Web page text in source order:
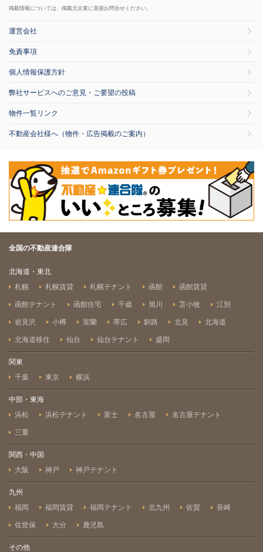
掲載情報については、掲載元企業に直接お問合せください。
運営会社
免責事項
個人情報保護方針
弊社サービスへのご意見・ご要望の投稿
物件一覧リンク
不動産会社様へ（物件・広告掲載のご案内）
全国の不動産連合隊
北海道・東北
札幌
札幌賃貸 札幌テナント 函館 函館賃貸
函館テナント 函館住宅 千歳 旭川 苫小牧 江別
岩見沢 小樽 室蘭 帯広 釧路 北見 北海道
北海道移住 仙台 仙台テナント 盛岡
関東
千葉
東京 横浜
中部・東海
浜松
浜松テナント 富士 名古屋 名古屋テナント
三重
関西・中国
大阪
神戸 神戸テナント
九州
福岡
福岡賃貸 福岡テナント 北九州 佐賀 長崎
佐世保 大分 鹿児島
その他